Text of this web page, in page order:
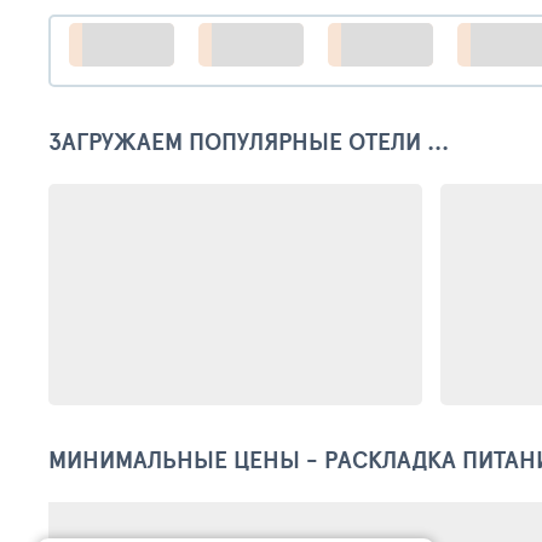
ЗАГРУЖАЕМ ПОПУЛЯРНЫЕ ОТЕЛИ ...
МИНИМАЛЬНЫЕ ЦЕНЫ - РАСКЛАДКА